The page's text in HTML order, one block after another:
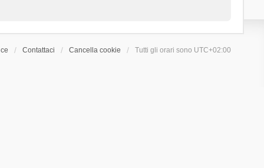
Contattaci Cancella cookie Tutti gli orari sono UTC+02:00